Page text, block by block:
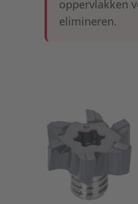
oppervlakken
elimineren.